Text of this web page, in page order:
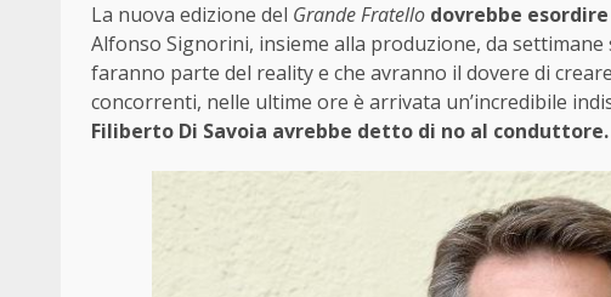
La nuova edizione del Grande Fratello dovrebbe
Alfonso Signorini, insieme alla produzione, da
faranno parte del reality e che avranno il dovere di
concorrenti, nelle ultime ore è arrivata un’incredibile
Filiberto Di Savoia avrebbe detto di no al conduttore.